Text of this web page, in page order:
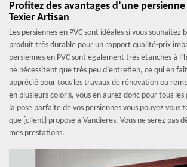
Profitez des avantages d’une
Texier Artisan
Les persiennes en PVC sont idéales si vous souhaitez
produit très durable pour un rapport qualité-prix
persiennes en PVC sont également très étanches à
ne nécessitent que très peu d’entretien, ce qui en
apprécié pour tous les travaux de rénovation ou
en plusieurs coloris, vous en aurez donc pour tous
la pose parfaite de vos persiennes vous pouvez vous
que [client} propose à Vandieres. Vous ne serez pas
mes prestations.